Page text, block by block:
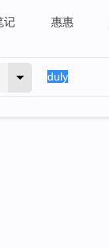
记 惠惠